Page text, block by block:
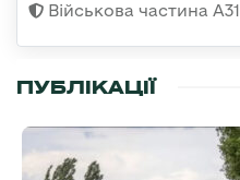
Військова частина
ПУБЛІКАЦІЇ